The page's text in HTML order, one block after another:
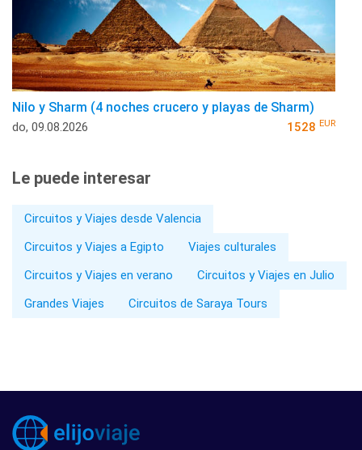
Nilo y Sharm (4 noches crucero y playas de Sharm)
do, 09.08.2026 1528 EUR
Le puede interesar
Circuitos y Viajes desde Valencia
Circuitos y Viajes a Egipto
Viajes culturales
Circuitos y Viajes en verano
Circuitos y Viajes en Julio
Grandes Viajes
Circuitos de Saraya Tours